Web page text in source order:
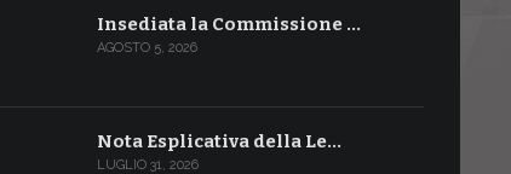
Insediata la Commissione …
AGOSTO 5, 2026
Nota Esplicativa della Le…
LUGLIO 31, 2026